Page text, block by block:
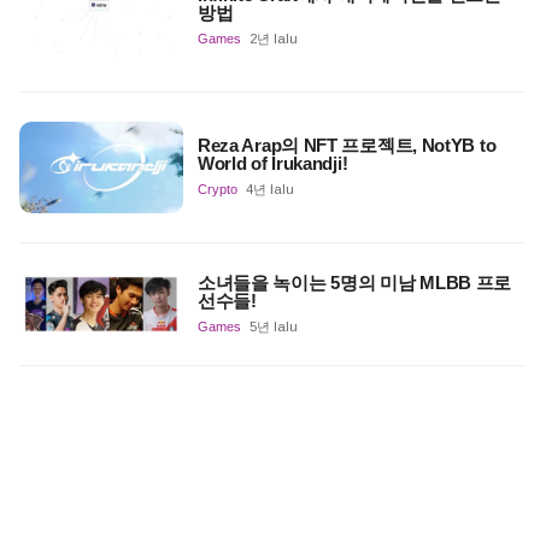
방법
Games 2년 lalu
Reza Arap의 NFT 프로젝트, NotYB to
World of Irukandji!
Crypto 4년 lalu
소녀들을 녹이는 5명의 미남 MLBB 프로
선수들!
Games 5년 lalu